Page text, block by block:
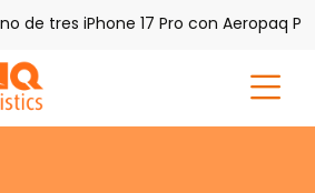
tres iPhone 17 Pro con Aeropaq